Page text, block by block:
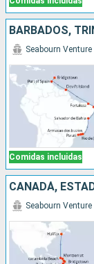
Comidas incluidas
Seabourn Venture
Seabourn Venture